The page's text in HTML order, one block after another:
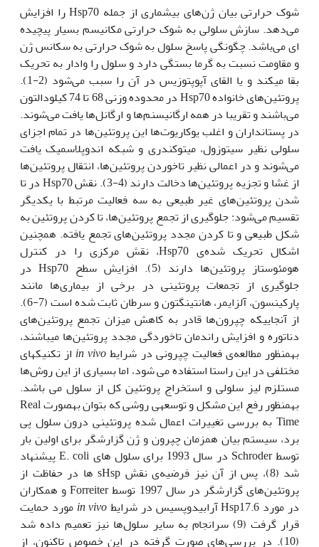
شوک حرارتی بیان ژن‌‌های بیشماری از جمله Hsp70 را افزایش
می‌دهد. سازش سلولی به شوک حرارتی مکانیسم بسیار پیچیده
ای می‌باشد. چگونگی پاسخ سلول به شوک حرارتی به سکانس ژن
و مقاومت نسبت به گرما بستگی دارد و سلول را وادار به تحریک
بقا می‫کند و یا القای آپوپتوزیس در آن را سبب می‌شود (2-1).
پروتئین‌های خانواده Hsp70 در محدوده وزنی 68 تا 74 کیلودالتون
می‌باشند و تقریبا در همه ارگانیسنم‌ها و ارگانل‌ها یافت می‌شوند.
در پستانداران و اغلب یوکاریوت‌ها این پروتئین‌ها در تمام اجزای
سلولی نظیر سیتوزول، میتوکندری و شبکه اندوپلاسمیک یافت
می‌شوند و در اعمالی نظیر تاخوردن پروتئین‌ها، انتقال پروتئین‌ها
از غشا و تجزیه پروتئین‌ها دخالت دارند (4-3). نقش Hsp70 در تا
شدن پروتئین‌های غیر طبیعی به سه فعالیت مرتبط با یکدیگر
تقسیم می‌شود: جلوگیری از تجمع پروتئین‌ها، تا کردن پروتئین به
شکل طبیعی و تا کردن مجدد پروتئین‌های تجمع یافته. همچنین
اشکال تحریک شده‌ی Hsp70، نقش مرکزی را در کنترل
هومئوستاز پروتئین‌ها دارند (5). افزایش سطح Hsp70 در
جلوگیری از تجمعات پروتئینی در برخی از بیماری‌ها مانند
پارکینسون، آلزایمر، هانتینگتون و سرطان ثابت شده است (7-6).
از آنجایی‫که چپرون‌ها قادر به کاهش میزان تجمع پروتئین‌های
دناتوره و افزایش راندمان تاخوردگی مجدد پروتئین‌ها می‫باشند،
به‫منظور مطالعه‌ی فعالیت چپرونی در شرایط
in vivo
از تکنیک‫های
مختلفی در این راستا استفاده می شود، اما بسیاری از این روش‌ها
مستلزم لیز سلولی و استخراج پروتئین کل از سلول می باشد.
به‫منظور رفع این مشکل و توسعه‫ی روشی که بتوان به‫صورت Real
Time به بررسی تغییرات اعمال شده پروتئینی درون سلول پی
برد، سیستم بیان هم‫زمان چپرون و ژن گزارش‫گر برای اولین بار
توسط Schroder در سال 1993 برای سلول های E. coli پیشنهاد
شد (8)، پس از آن نیز فرضیه‌ی نقش sHsp ها در حفاظت از
پروتئین‌های گزارش‫گر در سال 1997 توسط Forreiter و همکاران
در مورد Hsp17.6 آرابیدوپسیس در شرایط
in vivo مورد حمایت
قرار گرفت (9) سرانجام به سایر سلول‌ها نیز تعمیم داده شد
(10). در بررسی‌های صورت گرفته در این خصوص تاکنون، از